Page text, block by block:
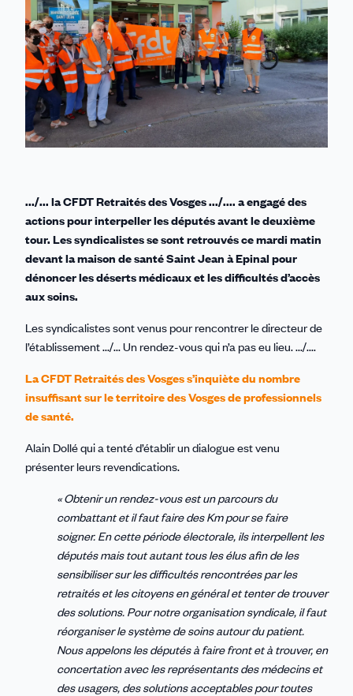
.../... la CFDT Retraités des Vosges .../.... a engagé des
actions pour interpeller les députés avant le deuxième
tour. Les syndicalistes se sont retrouvés ce mardi matin
devant la maison de santé Saint Jean à Epinal pour
dénoncer les déserts médicaux et les difficultés d’accès
aux soins.
Les syndicalistes sont venus pour rencontrer le directeur de
l’établissement .../... Un rendez-vous qui n’a pas eu lieu. .../....
La CFDT Retraités des Vosges s’inquiète du nombre
insuffisant sur le territoire des Vosges de professionnels
de santé.
Alain Dollé qui a tenté d’établir un dialogue est venu
présenter leurs revendications.
« Obtenir un rendez-vous est un parcours du
combattant et il faut faire des Km pour se faire
soigner. En cette période électorale, ils interpellent les
députés mais tout autant tous les élus afin de les
sensibiliser sur les difficultés rencontrées par les
retraités et les citoyens en général et tenter de trouver
des solutions. Pour notre organisation syndicale, il faut
réorganiser le système de soins autour du patient.
Nous appelons les députés à faire front et à trouver, en
concertation avec les représentants des médecins et
des usagers, des solutions acceptables pour toutes